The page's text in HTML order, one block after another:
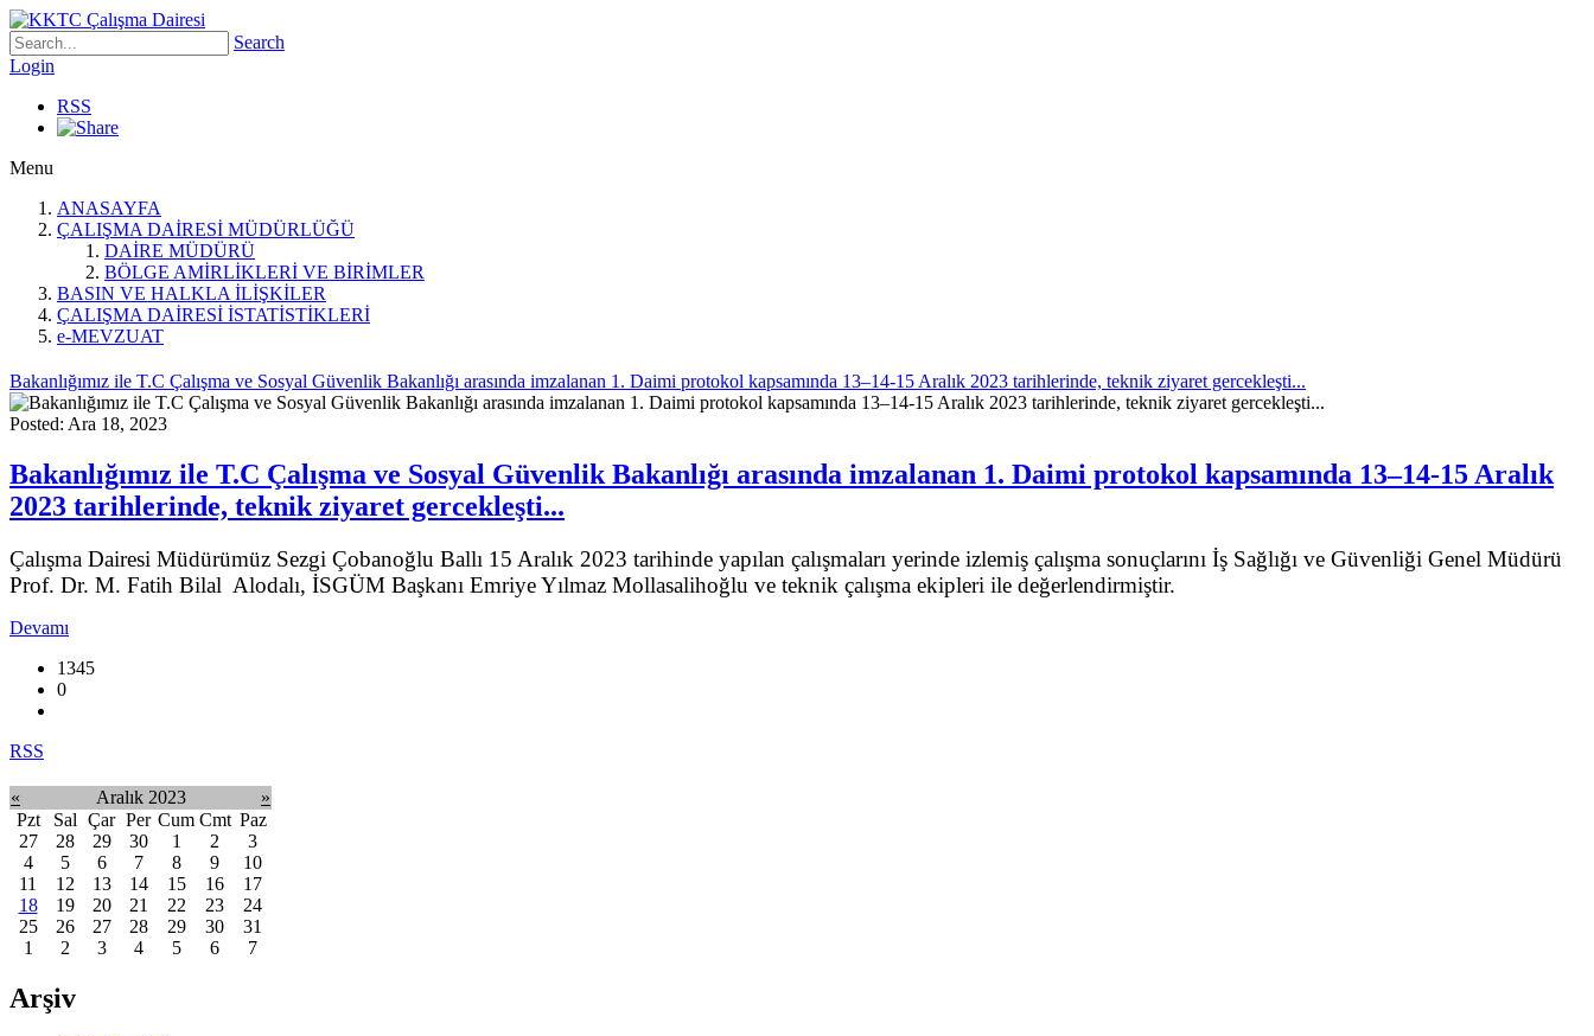
Search
Login
RSS
Menu
ANASAYFA
ÇALIŞMA DAİRESİ MÜDÜRLÜĞÜ
DAİRE MÜDÜRÜ
BÖLGE AMİRLİKLERİ VE BİRİMLER
BASIN VE HALKLA İLİŞKİLER
ÇALIŞMA DAİRESİ İSTATİSTİKLERİ
e-MEVZUAT
Bakanlığımız ile T.C Çalışma ve Sosyal Güvenlik Bakanlığı arasında imzalanan 1. Daimi protokol kapsamında 13–14-15 Aralık 2023 tarihlerinde, teknik ziyaret gercekleşti...
Posted: Ara 18, 2023
Bakanlığımız ile T.C Çalışma ve Sosyal Güvenlik Bakanlığı arasında imzalanan 1. Daimi protokol kapsamında 13–14-15 Aralık
2023 tarihlerinde, teknik ziyaret gercekleşti...
Çalışma Dairesi Müdürümüz Sezgi Çobanoğlu Ballı 15 Aralık 2023 tarihinde yapılan çalışmaları yerinde izlemiş çalışma sonuçlarını İş Sağlığı ve Güvenliği Genel Müdürü
Prof. Dr. M. Fatih Bilal Alodalı, İSGÜM Başkanı Emriye Yılmaz Mollasalihoğlu ve teknik çalışma ekipleri ile değerlendirmiştir.
Devamı
1345
0
RSS
« Aralık 2023
»
Pzt
Sal Çar Per Cum Cmt Paz
27
28 29 30 1 2
3
4
5 6 7 8 9
10
11
12 13 14 15 16
17
18
19 20 21 22 23
24
25
26 27 28 29 30
31
1
2 3 4 5 6 7
Arşiv